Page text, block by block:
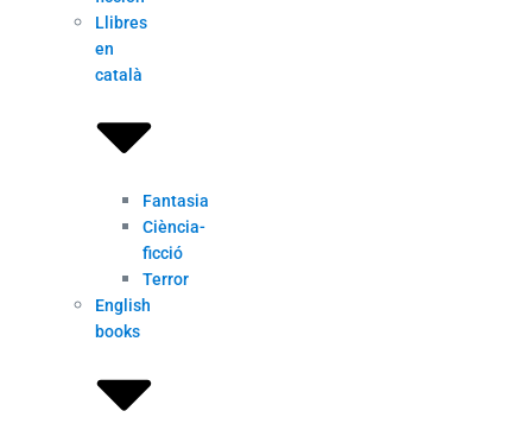
Llibres
en
català
Fantasia
Ciència-
ficció
Terror
English
books